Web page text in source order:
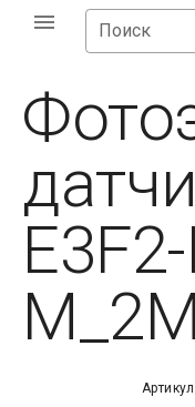
Поиск
M_2M